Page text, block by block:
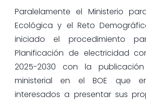
Paralelamente el Ministerio
Ecológica y el Reto
iniciado el procedimiento
Planificación de electricidad
2025-2030 con la
ministerial en el BOE que
interesados a presentar sus